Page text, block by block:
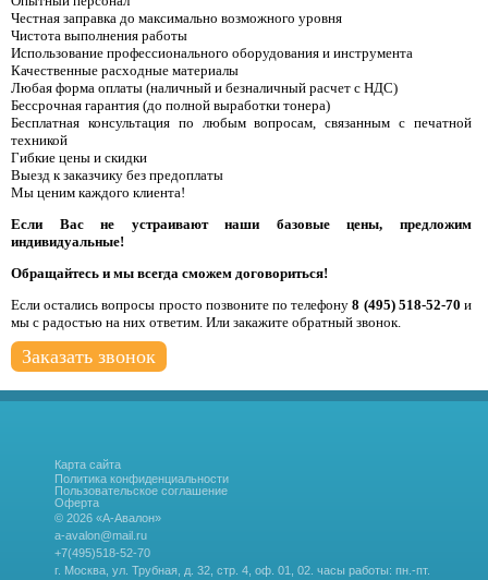
Честная заправка до максимально возможного уровня
Чистота выполнения работы
Использование профессионального оборудования и инструмента
Качественные расходные материалы
Любая форма оплаты (наличный и безналичный расчет с НДС)
Бессрочная гарантия (до полной выработки тонера)
Бесплатная консультация по любым вопросам, связанным с печатной
техникой
Гибкие цены и скидки
Выезд к заказчику без предоплаты
Мы ценим каждого клиента!
Если Вас не устраивают наши базовые цены, предложим
индивидуальные!
Обращайтесь и мы всегда сможем договориться!
Если остались вопросы просто позвоните по телефону8 (495) 518-52-70 и
мы с радостью на них ответим. Или закажите обратный звонок.
Заказать звонок
Карта сайта
Политика конфиденциальности
Пользовательское соглашение
Оферта
© 2026 «А-Авалон»
a-avalon@mail.ru
+7(495)518-52-70
г. Москва, ул. Трубная, д. 32, стр. 4, оф. 01, 02. часы работы: пн.-пт.